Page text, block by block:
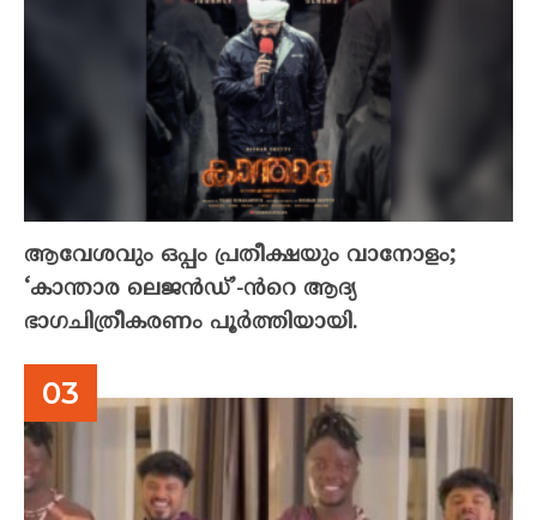
ആവേശവും ഒപ്പം പ്രതീക്ഷയും വാനോളം;
‘കാന്താര ലെജൻഡ്’-ൻറെ ആദ്യ
ഭാഗചിത്രീകരണം പൂർത്തിയായി.